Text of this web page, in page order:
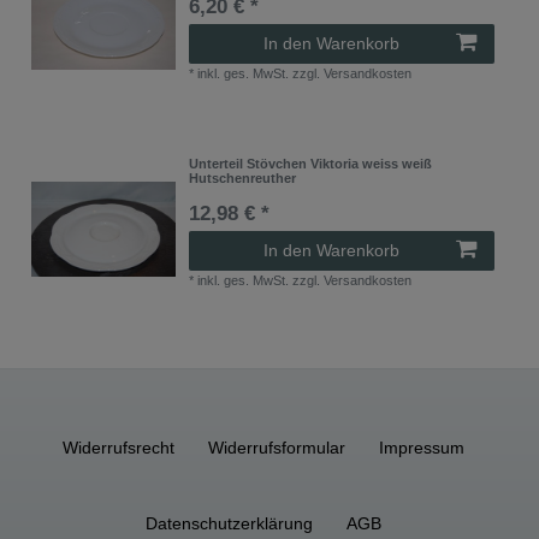
6,20 € *
In den Warenkorb
* inkl. ges. MwSt. zzgl.Versandkosten
Unterteil Stövchen Viktoria weiss weiß
Hutschenreuther
12,98 € *
In den Warenkorb
* inkl. ges. MwSt. zzgl.Versandkosten
Widerrufs­recht Widerrufs­formular Impressum
Daten­schutz­erklärung AGB